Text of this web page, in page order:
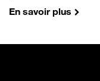
En savoir plus